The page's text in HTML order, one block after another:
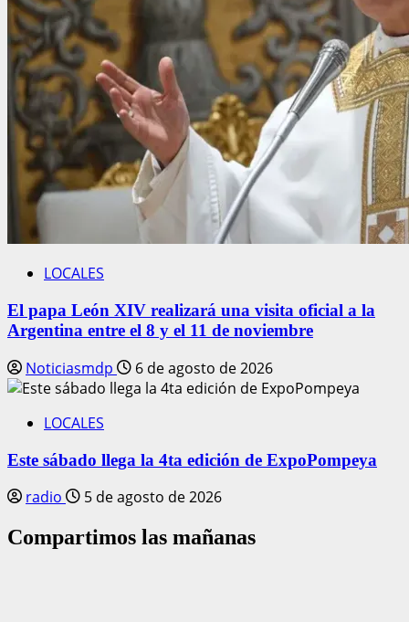
LOCALES
El papa León XIV realizará una visita oficial a la
Argentina entre el 8 y el 11 de noviembre
Noticiasmdp 6 de agosto de 2026
LOCALES
Este sábado llega la 4ta edición de ExpoPompeya
radio 5 de agosto de 2026
Compartimos las mañanas